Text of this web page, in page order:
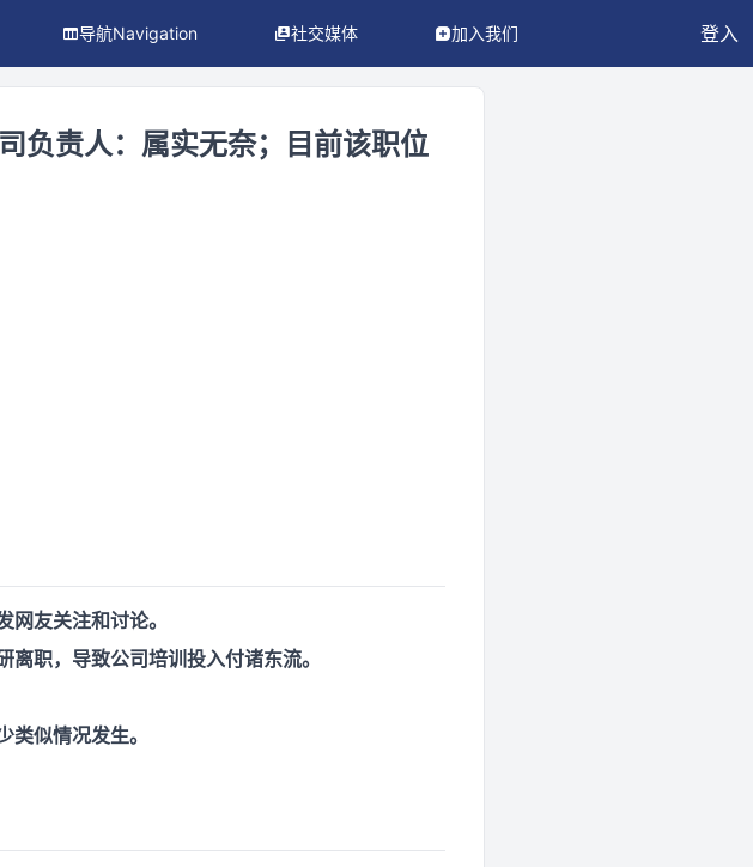
导航Navigation 社交媒体 加入我们 登入
负责人：属实无奈；目前该职位
友关注和讨论。
职，导致公司培训投入付诸东流。
似情况发生。